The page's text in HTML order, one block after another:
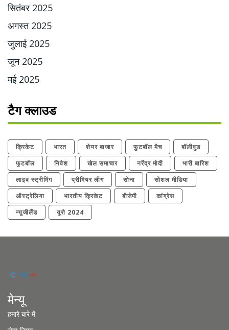
सितंबर 2025
अगस्त 2025
जुलाई 2025
जून 2025
मई 2025
टैग क्लाउड
क्रिकेट भारत शेयर बाजार फुटबॉल मैच
बॉलीवुड
फुटबॉल
निवेश खेल समाचार नरेंद्र मोदी
भारी बारिश
लाइव स्ट्रीमिंग
प्रीमियर लीग सोना
सोशल मीडिया
ऑस्ट्रेलिया
भारतीय क्रिकेट बीजेपी
कांग्रेस
न्यूजीलैंड
यूरो 2024
मेन्यू
हमारे बारे में